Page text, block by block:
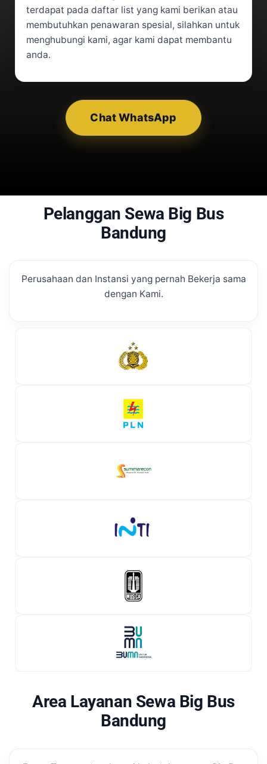
terdapat pada daftar list yang kami berikan atau
membutuhkan penawaran spesial, silahkan untuk
menghubungi kami, agar kami dapat membantu
anda.
Chat WhatsApp
Pelanggan Sewa Big Bus
Bandung
Perusahaan dan Instansi yang pernah Bekerja sama
dengan Kami.
Area Layanan Sewa Big Bus
Bandung